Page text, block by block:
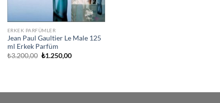
ERKEK PARFÜMLER
Jean Paul Gaultier Le Male 125
ml Erkek Parfüm
₺3.200,00 Orijinal
₺1.250,00Şu